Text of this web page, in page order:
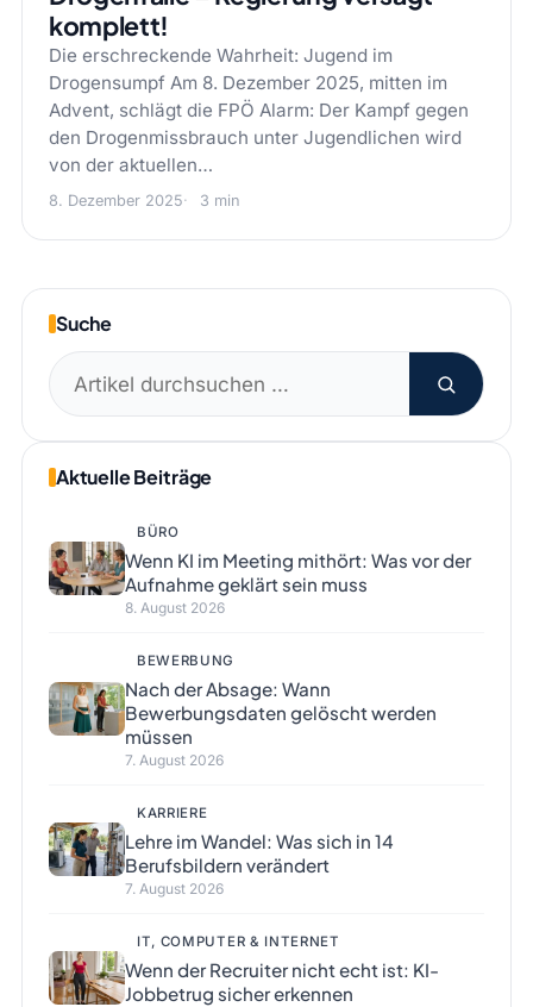
komplett!
Die erschreckende Wahrheit: Jugend im
Drogensumpf Am 8. Dezember 2025, mitten im
Advent, schlägt die FPÖ Alarm: Der Kampf gegen
den Drogenmissbrauch unter Jugendlichen wird
von der aktuellen…
8. Dezember 2025 3 min
Suche
Suchen
nach:
Aktuelle Beiträge
BÜRO
Wenn KI im Meeting mithört: Was vor der
Aufnahme geklärt sein muss
8. August 2026
BEWERBUNG
Nach der Absage: Wann
Bewerbungsdaten gelöscht werden
müssen
7. August 2026
KARRIERE
Lehre im Wandel: Was sich in 14
Berufsbildern verändert
7. August 2026
IT, COMPUTER & INTERNET
Wenn der Recruiter nicht echt ist: KI-
Jobbetrug sicher erkennen